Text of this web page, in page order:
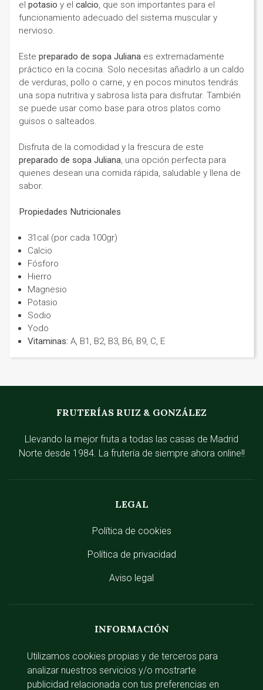
el potasio y el calcio, que son importantes para el
funcionamiento adecuado del sistema muscular y
nervioso.
Este preparado de sopa Juliana es extremadamente
práctico en la cocina. Solo necesitas añadirlo a un caldo
de verduras, pollo o carne, y en pocos minutos tendrás
una sopa nutritiva y sabrosa lista para disfrutar. También
se puede usar como base para otros platos como
guisos o salteados.
Disfruta de la comodidad y la frescura de este
preparado de sopa Juliana, una opción perfecta para
quienes desean una comida rápida, saludable y llena de
sabor.
Propiedades Nutricionales
31cal (por cada 100gr)
Calcio
Fósforo
Hierro
Magnesio
Potasio
Sodio
Yodo
Vitaminas:A, B1, B2, B3, B6, B9, C, E
Utilizamos cookies propias y de terceros para
analizar nuestros servicios y/o mostrarte
publicidad relacionada con tus preferencias en
FRUTERÍAS RUIZ & GONZÁLEZ
Llevando la mejor fruta a todas las casas de Madrid
Norte desde 1984. La frutería de siempre ahora online!!
LEGAL
Política de cookies
Política de privacidad
Aviso legal
INFORMACIÓN
Zonas de reparto
Gastos de envío